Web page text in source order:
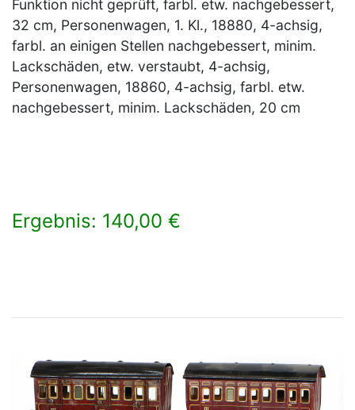
Funktion nicht geprüft, farbl. etw. nachgebessert,
32 cm, Personenwagen, 1. Kl., 18880, 4-achsig,
farbl. an einigen Stellen nachgebessert, minim.
Lackschäden, etw. verstaubt, 4-achsig,
Personenwagen, 18860, 4-achsig, farbl. etw.
nachgebessert, minim. Lackschäden, 20 cm
Ergebnis: 140,00 €